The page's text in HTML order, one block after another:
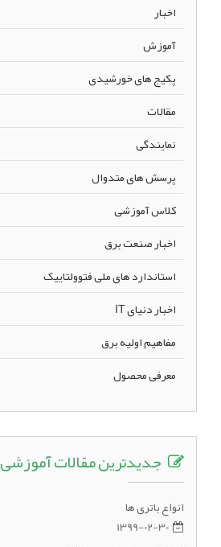
اخبار
آموزش
پکیج های خورشیدی
مقالات
نمایندگی
پرسش های متدوال
کلاس آموزشی
اخبار صنعت برق
استاندارد های ملی فتوولتاییک
اخبار دنیای IT
مفاهیم اولیه برق
معرفی محصول
جدیدترین مقالات آموزشی
انواع باتری ها
1399-02-30